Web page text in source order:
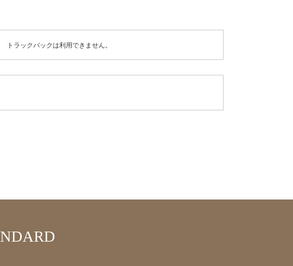
トラックバックは利用できません。